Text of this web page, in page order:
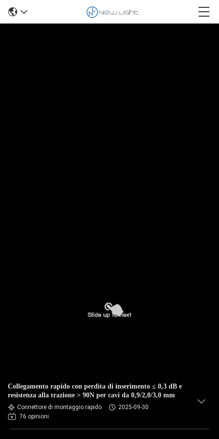
Collegamento rapido con perdita di inserimento ≤ 0,3 dB e
resistenza alla trazione > 90N per cavi da 0,9/2,0/3,0 mm
Connettore di montaggio rapido
2025-09-30
76 opinioni